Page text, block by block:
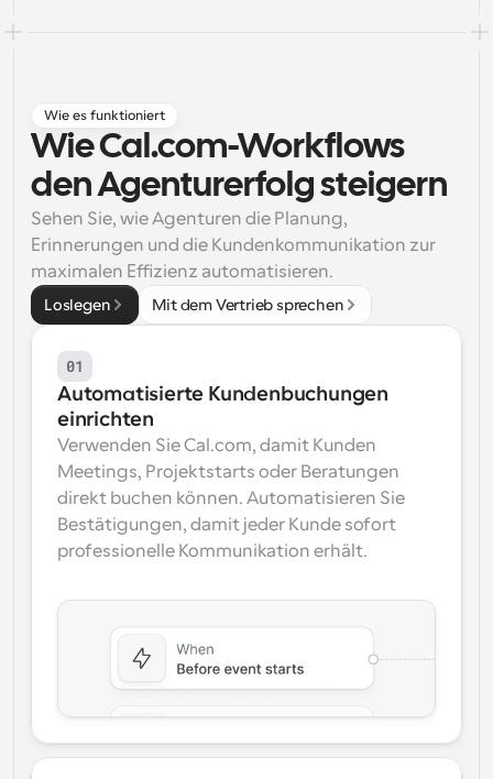
Supercharged Planung mit KI-gestützten Anrufen
Blog
Bleiben Sie auf dem Laufenden über die neuesten
Nachrichten und Updates.
Sofortige Besprechungen
Treffen Sie sich in wenigen Minuten mit Kunden
Dynamische Gruppenlinks
Nahtlos Meetings mit mehreren Personen buchen
Erhalten Sie eine Benachrichtigung, wenn etwas
passiert
Wie es funktioniert
Wie Cal.com-Workflows
den Agenturerfolg steigern
Sehen Sie, wie Agenturen die Planung,
Erinnerungen und die Kundenkommunikation zur
maximalen Effizienz automatisieren.
Loslegen Mit dem Vertrieb sprechen
01
Automatisierte Kundenbuchungen
einrichten
Verwenden Sie Cal.com, damit Kunden
Meetings, Projektstarts oder Beratungen
direkt buchen können. Automatisieren Sie
Bestätigungen, damit jeder Kunde sofort
professionelle Kommunikation erhält.